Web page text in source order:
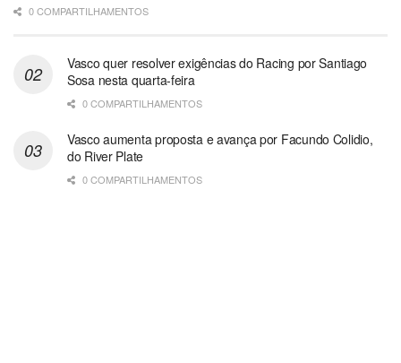
0 COMPARTILHAMENTOS
Vasco quer resolver exigências do Racing por Santiago
Sosa nesta quarta-feira
0 COMPARTILHAMENTOS
Vasco aumenta proposta e avança por Facundo Colidio,
do River Plate
0 COMPARTILHAMENTOS